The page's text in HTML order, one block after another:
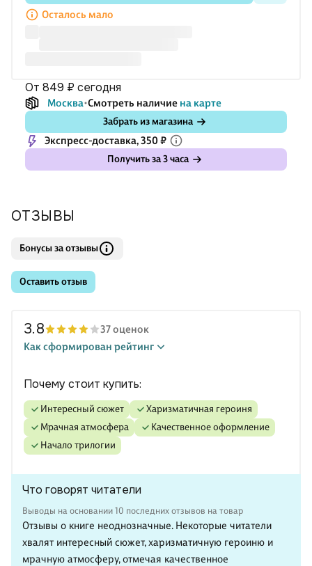
фильмы буквально наизусть, помнит все сценарные ходы,
Осталось мало
от 849 ₽ сегодня
Москва Смотреть наличие на карте
Забрать из магазина
Экспресс-доставка, 350 ₽
Получить за 3 часа
ОТЗЫВЫ
Бонусы за отзывы
Оставить отзыв
3.8
37 оценок
Как сформирован рейтинг
Почему стоит купить:
интересный сюжет
харизматичная героиня
мрачная атмосфера
качественное оформление
начало трилогии
Что говорят читатели
Выводы на основании 10 последних отзывов на товар
Отзывы о книге неоднозначные. Некоторые читатели
хвалят интересный сюжет, харизматичную героиню и
мрачную атмосферу, отмечая качественное